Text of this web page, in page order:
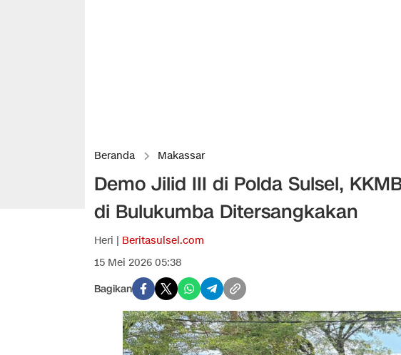
Beranda Makassar
Demo Jilid III di Polda Sulsel,
di Bulukumba Ditersangkakan
Heri | Beritasulsel.com
15 Mei 2026 05:38
Bagikan